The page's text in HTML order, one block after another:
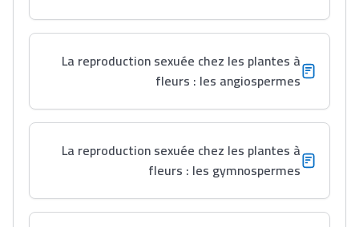
La reproduction sexuée chez les plantes à
fleurs : les angiospermes
La reproduction sexuée chez les plantes à
fleurs : les gymnospermes